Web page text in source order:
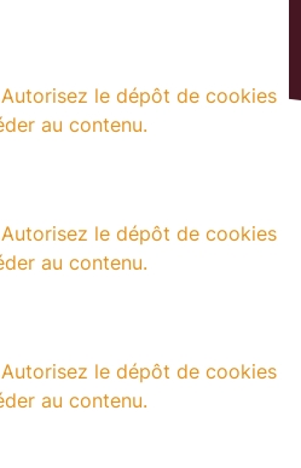
le dépôt de cookies
au contenu.
le dépôt de cookies
au contenu.
le dépôt de cookies
au contenu.